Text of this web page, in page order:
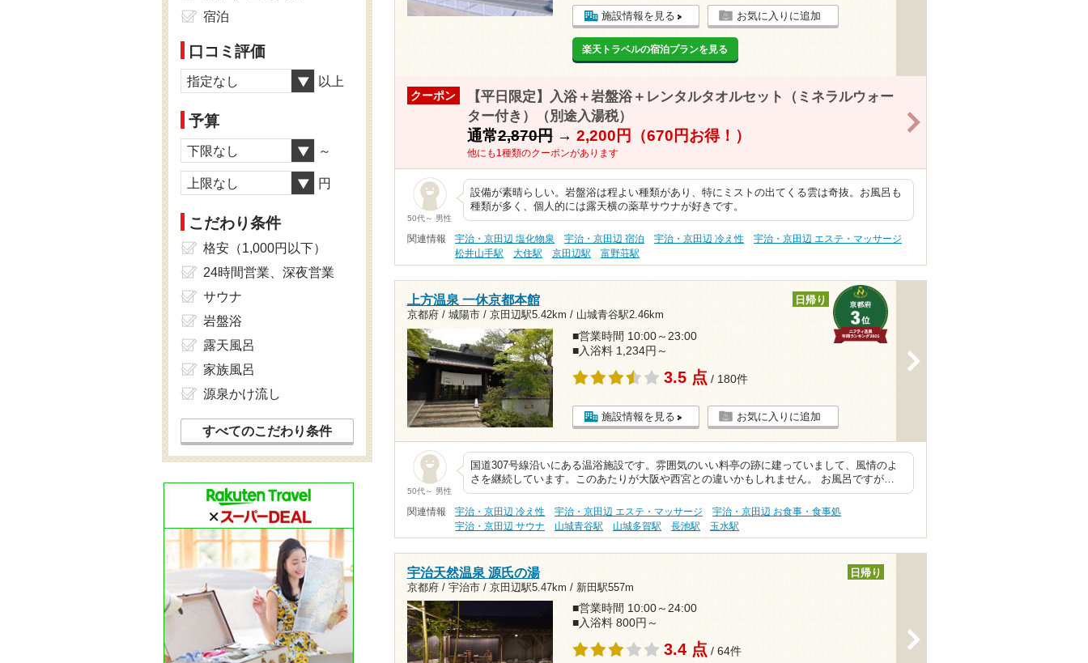
施設情報を見る お気に入りに追加
楽天トラベルの宿泊プランを見る
クーポン
【平日限定】入浴＋岩盤浴＋レンタルタオルセット（ミネラルウォー
ター付き）（別途入湯税）
通常2,870円→ 2,200円（670円お得！）
他にも1種類のクーポンがあります
50代～ 男性
設備が素晴らしい。岩盤浴は程よい種類があり、特にミストの出てくる雲は奇抜。お風呂も
種類が多く、個人的には露天横の薬草サウナが好きです。
関連情報 宇治・京田辺 塩化物泉 宇治・京田辺 宿泊 宇治・京田辺 冷え性
宇治・京田辺 エステ・マッサージ
松井山手駅
大住駅 京田辺駅 富野荘駅
上方温泉 一休京都本館
京都府 / 城陽市 / 京田辺駅5.42km / 山城青谷駅2.46km
日帰り
■営業時間 10:00～23:00
■入浴料 1,234円～
3.5 点 / 180件
施設情報を見る お気に入りに追加
50代～ 男性
国道307号線沿いにある温浴施設です。雰囲気のいい料亭の跡に建っていまして、風情のよ
さを継続しています。このあたりが大阪や西宮との違いかもしれません。 お風呂ですが…
関連情報 宇治・京田辺 冷え性 宇治・京田辺 エステ・マッサージ
宇治・京田辺 お食事・食事処
宇治・京田辺 サウナ
山城青谷駅 山城多賀駅 長池駅 玉水駅
宇治天然温泉 源氏の湯
京都府 / 宇治市 / 京田辺駅5.47km / 新田駅557m
日帰り
■営業時間 10:00～24:00
■入浴料 800円～
3.4 点 / 64件
宿泊
口コミ評価
指定なし 以上
予算
下限なし ～
上限なし 円
こだわり条件
格安（1,000円以下）
24時間営業、深夜営業
サウナ
岩盤浴
露天風呂
家族風呂
源泉かけ流し
すべてのこだわり条件